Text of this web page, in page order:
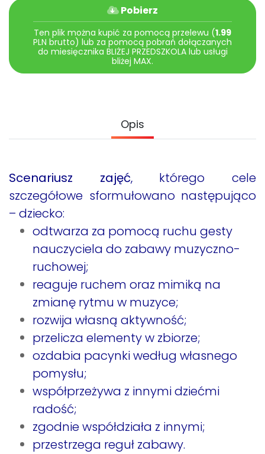
Archiwalne numery
Pomoc
Promocje
Pobierz
Ten plik można kupić za pomocą przelewu (1.99
PLN brutto) lub za pomocą pobrań dołączanych
do miesięcznika BLIŻEJ PRZEDSZKOLA lub usługi
bliżej MAX.
Opis
Scenariusz zajęć, którego cele
szczegółowe sformułowano następująco
– dziecko:
odtwarza za pomocą ruchu gesty
nauczyciela do zabawy muzyczno-
ruchowej;
reaguje ruchem oraz mimiką na
zmianę rytmu w muzyce;
rozwija własną aktywność;
przelicza elementy w zbiorze;
ozdabia pacynki według własnego
pomysłu;
współprzeżywa z innymi dziećmi
radość;
zgodnie współdziała z innymi;
przestrzega reguł zabawy.